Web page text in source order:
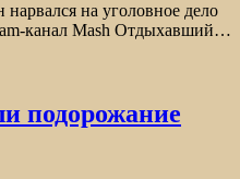
на уголовное дело
канал Mash Отдыхавший…
подорожание